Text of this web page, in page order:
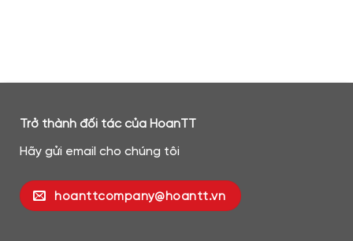
Trở thành đối tác của HoanTT
Hãy gửi email cho chúng tôi
hoanttcompany@hoantt.vn